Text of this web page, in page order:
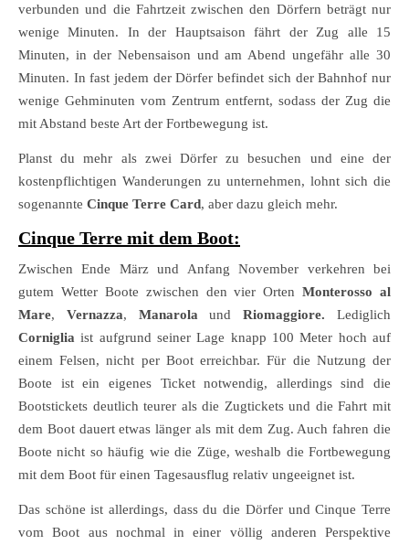
verbunden und die Fahrtzeit zwischen den Dörfern beträgt nur
wenige Minuten. In der Hauptsaison fährt der Zug alle 15
Minuten, in der Nebensaison und am Abend ungefähr alle 30
Minuten. In fast jedem der Dörfer befindet sich der Bahnhof nur
wenige Gehminuten vom Zentrum entfernt, sodass der Zug die
mit Abstand beste Art der Fortbewegung ist.
Planst du mehr als zwei Dörfer zu besuchen und eine der
kostenpflichtigen Wanderungen zu unternehmen, lohnt sich die
sogenannte Cinque Terre Card, aber dazu gleich mehr.
Cinque Terre mit dem Boot:
Zwischen Ende März und Anfang November verkehren bei
gutem Wetter Boote zwischen den vier OrtenMonterosso al
Mare, Vernazza, Manarola undRiomaggiore. Lediglich
Corniglia ist aufgrund seiner Lage knapp 100 Meter hoch auf
einem Felsen, nicht per Boot erreichbar. Für die Nutzung der
Boote ist ein eigenes Ticket notwendig, allerdings sind die
Bootstickets deutlich teurer als die Zugtickets und die Fahrt mit
dem Boot dauert etwas länger als mit dem Zug. Auch fahren die
Boote nicht so häufig wie die Züge, weshalb die Fortbewegung
mit dem Boot für einen Tagesausflug relativ ungeeignet ist.
Das schöne ist allerdings, dass du die Dörfer und Cinque Terre
vom Boot aus nochmal in einer völlig anderen Perspektive